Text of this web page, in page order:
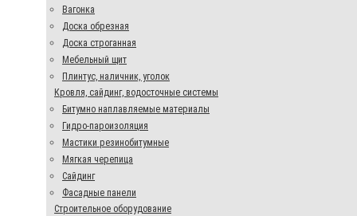
Вагонка
Доска обрезная
Доска строганная
Мебельный щит
Плинтус, наличник, уголок
Кровля, сайдинг, водосточные системы
Битумно наплавляемые материалы
Гидро-пароизоляция
Мастики резинобитумные
Мягкая черепица
Сайдинг
Фасадные панели
Строительное оборудование